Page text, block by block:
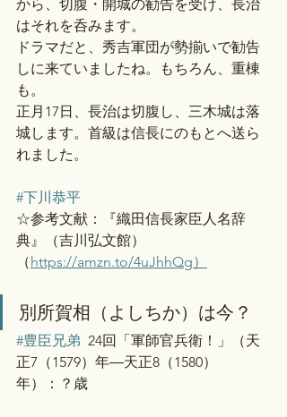
から、切腹・開城の勧告を受け、長治
はそれを呑みます。
ドラマだと、秀吉軍団が勢揃いで勧告
しに来ていましたね。もちろん、重棟
も。
正月17日、長治は切腹し、三木城は落
城します。首級は信長にのもとへ送ら
れました。
#下川恭平
☆参考文献：『織田信長家臣人名辞
典』（吉川弘文館）
（https://amzn.to/4uJhhQg）
別所賀相（よしちか）は今？
#豊臣兄弟 24回「軍師官兵衛！」（天
正7（1579）年―天正8（1580）
年）：？歳